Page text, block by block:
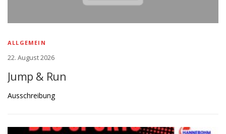
ALLGEMEIN
22. August 2026
Jump & Run
Ausschreibung